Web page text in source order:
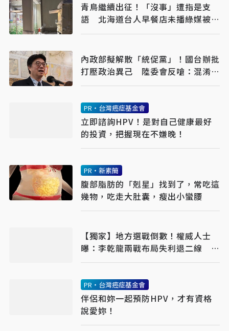
青鳥繼續出征！「沒事」遭指是支
語 北海道台人早餐店未播綠媒被抵
制
內政部擬解散「統促黨」！國台辦批
打壓政治異己 陸委會反嗆：混淆視
聽
PR・台灣癌症基金會
立即諮詢HPV！是對自己健康最好
的投資，把握現在不嫌晚！
PR・新素簡
腹部脂肪的「剋星」找到了，常吃這
幾物，吃走大肚囊，瘦出小蠻腰
【獨家】地方選戰倒數！權威人士
曝：李乾龍兩戰布局失利退二線 鄭
麗文扛責整合艱困選區
PR・台灣癌症基金會
伴侶和妳一起預防HPV，才有資格
說愛妳！